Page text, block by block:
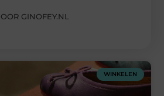
GINOFEY.NL
WINKELEN